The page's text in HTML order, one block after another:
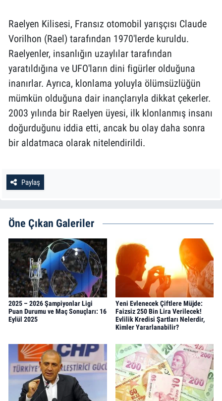
Raelyen Kilisesi, Fransız otomobil yarışçısı Claude
Vorilhon (Rael) tarafından 1970'lerde kuruldu.
Raelyenler, insanlığın uzaylılar tarafından
yaratıldığına ve UFO'ların dini figürler olduğuna
inanırlar. Ayrıca, klonlama yoluyla ölümsüzlüğün
mümkün olduğuna dair inançlarıyla dikkat çekerler.
2003 yılında bir Raelyen üyesi, ilk klonlanmış insanı
doğurduğunu iddia etti, ancak bu olay daha sonra
bir aldatmaca olarak nitelendirildi.
Paylaş
Öne Çıkan Galeriler
2025 – 2026 Şampiyonlar Ligi
Puan Durumu ve Maç Sonuçları: 16
Eylül 2025
Yeni Evlenecek Çiftlere Müjde:
Faizsiz 250 Bin Lira Verilecek!
Evlilik Kredisi Şartları Nelerdir,
Kimler Yararlanabilir?